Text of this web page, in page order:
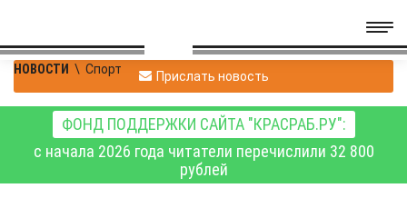
НОВОСТИ \ Спорт Прислать новость
ФОНД ПОДДЕРЖКИ САЙТА "КРАСРАБ.РУ":
с начала 2026 года читатели перечислили 32 800
рублей